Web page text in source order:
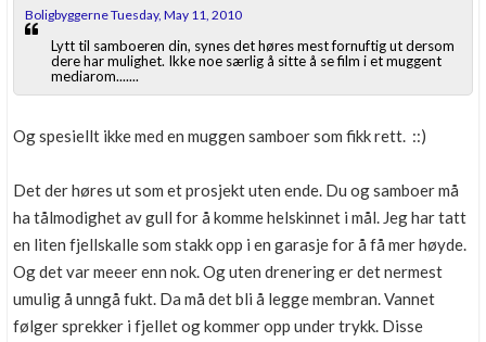
Boligbyggerne Tuesday, May 11, 2010
Lytt til samboeren din, synes det høres mest fornuftig ut dersom
dere har mulighet. Ikke noe særlig å sitte å se film i et muggent
mediarom.......
Og spesiellt ikke med en muggen samboer som fikk rett. ::)
Det der høres ut som et prosjekt uten ende. Du og samboer må
ha tålmodighet av gull for å komme helskinnet i mål. Jeg har tatt
en liten fjellskalle som stakk opp i en garasje for å få mer høyde.
Og det var meeer enn nok. Og uten drenering er det nermest
umulig å unngå fukt. Da må det bli å legge membran. Vannet
følger sprekker i fjellet og kommer opp under trykk. Disse